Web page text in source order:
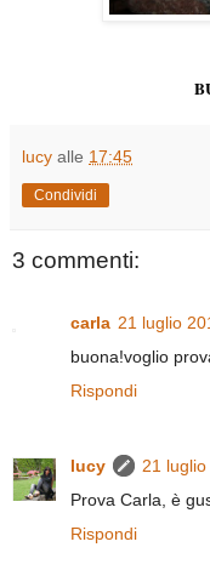
lucy alle 17:45
Condividi
3 commenti:
carla 21 luglio
buona!voglio
Rispondi
lucy
21
Prova Carla, è
Rispondi